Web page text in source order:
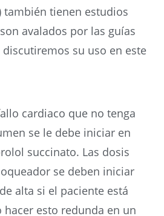
también tienen estudios
avalados por las guías
discutiremos su uso en este
cardiaco que no tenga
se le debe iniciar en
succinato. Las dosis
se deben iniciar
alta si el paciente está
esto redunda en un